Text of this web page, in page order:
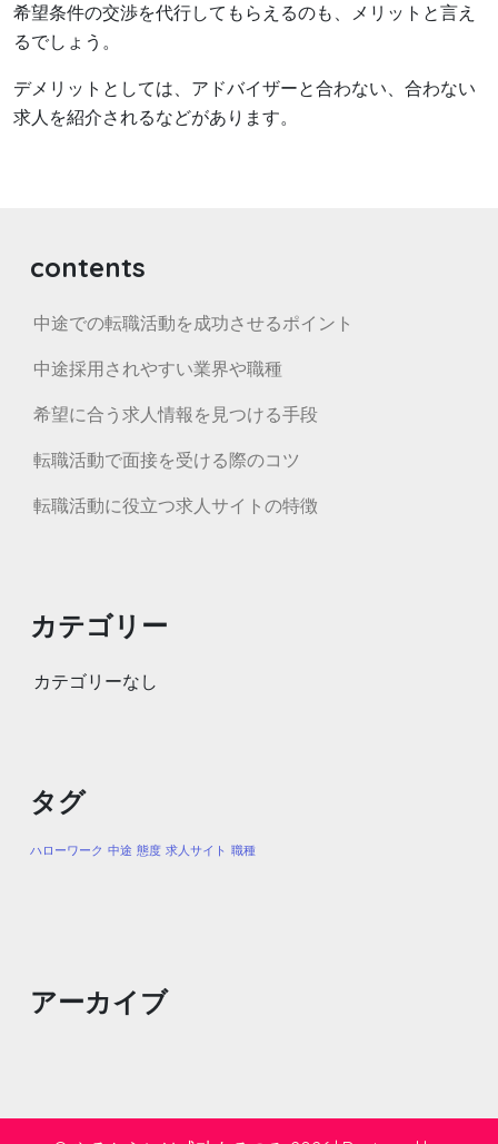
希望条件の交渉を代行してもらえるのも、メリットと言え
るでしょう。
デメリットとしては、アドバイザーと合わない、合わない
求人を紹介されるなどがあります。
contents
中途での転職活動を成功させるポイント
中途採用されやすい業界や職種
希望に合う求人情報を見つける手段
転職活動で面接を受ける際のコツ
転職活動に役立つ求人サイトの特徴
カテゴリー
カテゴリーなし
タグ
ハローワーク 中途 態度 求人サイト 職種
アーカイブ